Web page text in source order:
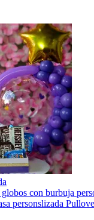
con burbuja
personslizada